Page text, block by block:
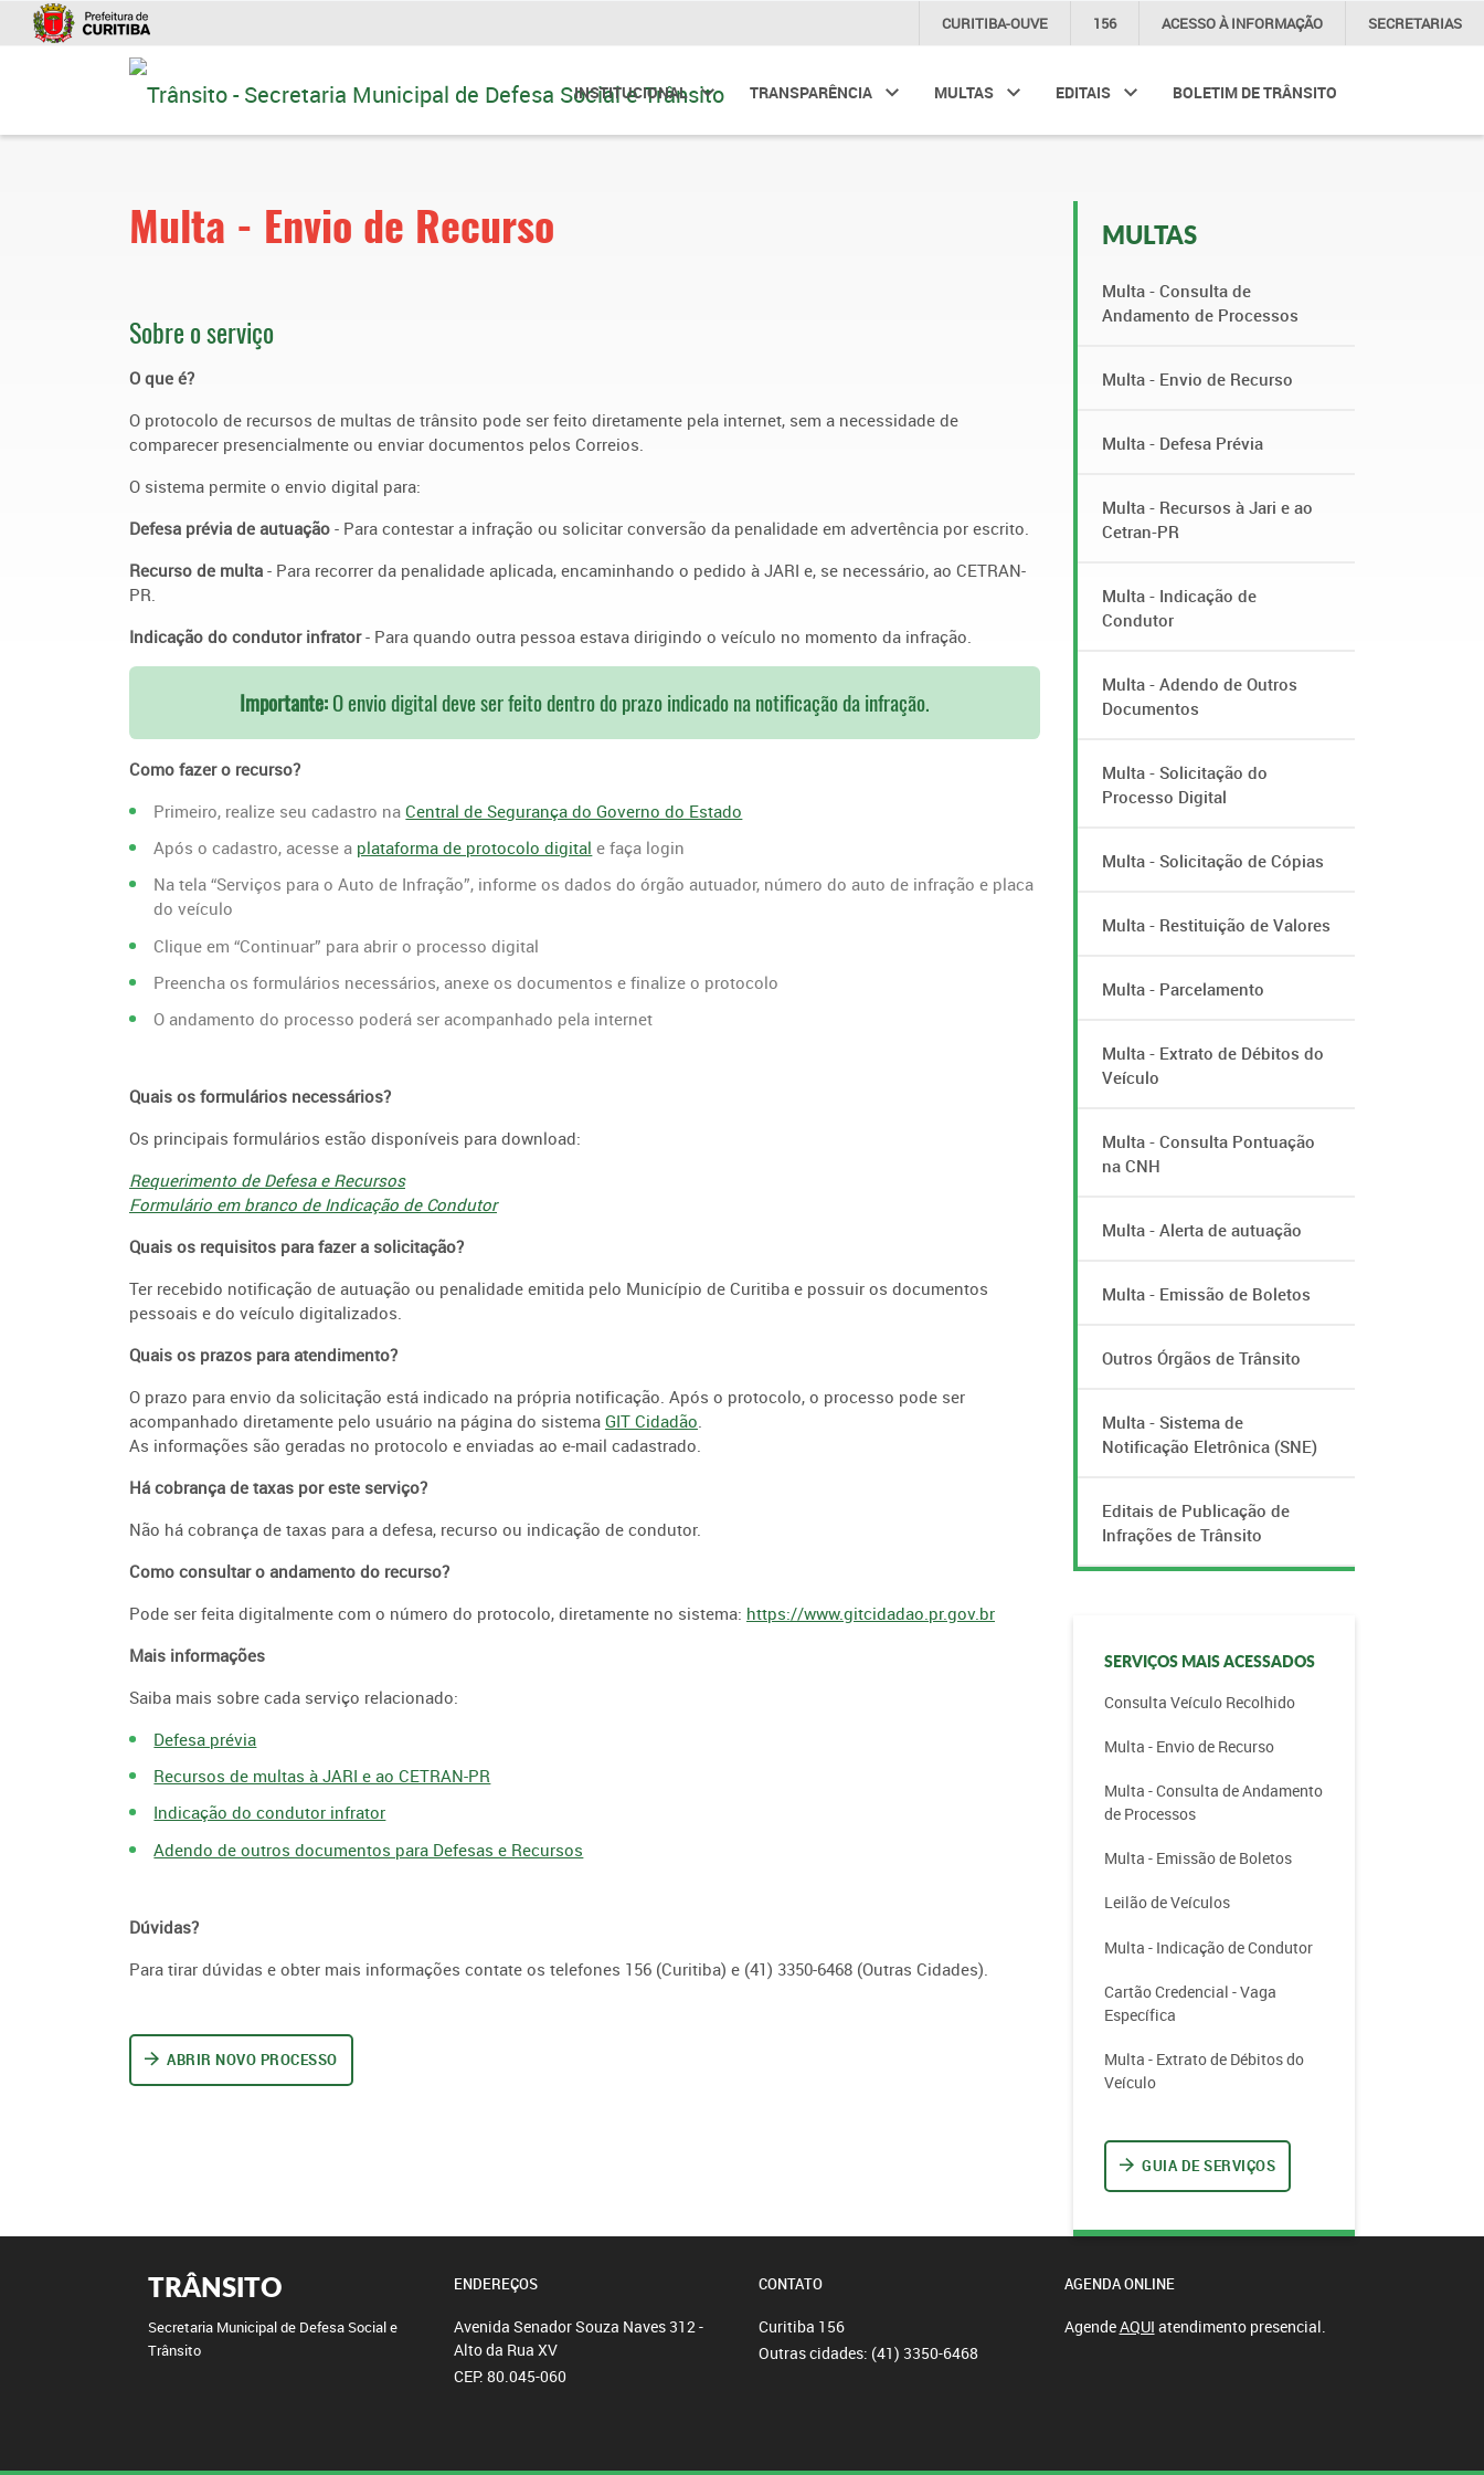
CURITIBA-OUVE 156 ACESSO ÀINFORMAÇÃO SECRETARIAS
INSTITUCIONAL TRANSPARÊNCIA MULTAS EDITAIS BOLETIM DE TRÂNSITO
Multa - Envio de Recurso
Sobre o serviço
O que é?
O protocolo de recursos de multas de trânsito pode ser feito diretamente pela internet, sem a necessidade de
comparecer presencialmente ou enviar documentos pelos Correios.
O sistema permite o envio digital para:
Defesa prévia de autuação - Para contestar a infração ou solicitar conversão da penalidade em advertência por escrito.
Recurso de multa - Para recorrer da penalidade aplicada, encaminhando o pedido à JARI e, se necessário, ao CETRAN-
PR.
Indicação do condutor infrator- Para quando outra pessoa estava dirigindo o veículo no momento da infração.
Importante:O envio digital deve ser feito dentro do prazo indicado na notificação da infração.
Como fazer o recurso?
Primeiro, realize seu cadastro naCentral de Segurança do Governo do Estado
Após o cadastro, acesse a plataforma de protocolo digital e faça login
Na tela “Serviços para o Auto de Infração”, informe os dados do órgão autuador, número do auto de infração e placa
do veículo
Clique em “Continuar” para abrir o processo digital
Preencha os formulários necessários, anexe os documentos e finalize o protocolo
O andamento do processo poderá ser acompanhado pela internet
Quais os formulários necessários?
Os principais formulários estão disponíveis para download:
Requerimento de Defesa e Recursos
Formulário em branco de Indicação de Condutor
Quais os requisitos para fazer a solicitação?
Ter recebido notificação de autuação ou penalidade emitida pelo Município de Curitiba e possuir os documentos
pessoais e do veículo digitalizados.
Quais os prazos para atendimento?
O prazo para envio da solicitação está indicado na própria notificação. Após o protocolo, o processo pode ser
acompanhado diretamente pelo usuário na página do sistema GIT Cidadão
As informações são geradas no protocolo e enviadas ao e-mail cadastrado.
Há cobrança de taxas por este serviço?
Não há cobrança de taxas para a defesa, recurso ou indicação de condutor.
Como consultar o andamento do recurso?
Pode ser feita digitalmente com o número do protocolo, diretamente no sistema: https://www.gitcidadao.pr.gov.br
Mais informações
Saiba mais sobre cada serviço relacionado:
Defesa prévia
Recursos de multas à JARI e ao CETRAN-PR
Indicação do condutor infrator
Adendo de outros documentos para Defesas e Recursos
Dúvidas?
Para tirar dúvidas e obter mais informações contate os telefones 156 (Curitiba) e (41) 3350-6468 (Outras Cidades).
ABRIR NOVO PROCESSO
MULTAS
Multa - Consulta de
Andamento de Processos
Multa - Envio de Recurso
Multa - Defesa Prévia
Multa - Recursos à Jari e ao
Cetran-PR
Multa - Indicação de
Condutor
Multa - Adendo de Outros
Documentos
Multa - Solicitação do
Processo Digital
Multa - Solicitação de Cópias
Multa - Restituição de Valores
Multa - Parcelamento
Multa - Extrato de Débitos do
Veículo
Multa - Consulta Pontuação
na CNH
Multa - Alerta de autuação
Multa - Emissão de Boletos
Outros Órgãos de Trânsito
Multa - Sistema de
Notificação Eletrônica (SNE)
Editais de Publicação de
Infrações de Trânsito
SERVIÇOS MAIS ACESSADOS
Consulta Veículo Recolhido
Multa - Envio de Recurso
Multa - Consulta de Andamento
de Processos
Multa - Emissão de Boletos
Leilão de Veículos
Multa - Indicação de Condutor
Cartão Credencial - Vaga
Específica
Multa - Extrato de Débitos do
Veículo
GUIA DE SERVIÇOS
TRÂNSITO
Secretaria Municipal de Defesa Social e
Trânsito
ENDEREÇOS
Avenida Senador Souza Naves 312 -
Alto da Rua XV
CEP: 80.045-060
CONTATO
Curitiba 156
Outras cidades: (41) 3350-6468
AGENDA ONLINE
AgendeAQUI atendimento presencial.